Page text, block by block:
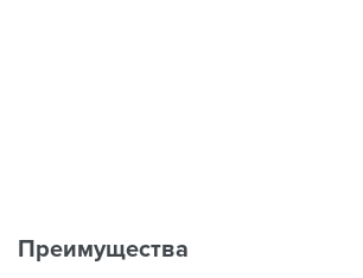
Преимущества